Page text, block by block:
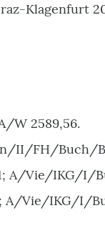
Klagenfurt
W 2589,56.
II/FH/Buch/
A/Vie/IKG/I/
Vie/IKG/I/